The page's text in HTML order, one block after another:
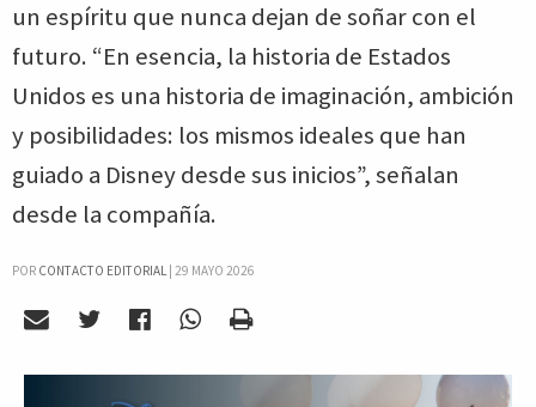
un espíritu que nunca dejan de soñar con el
futuro. “En esencia, la historia de Estados
Unidos es una historia de imaginación, ambición
y posibilidades: los mismos ideales que han
guiado a Disney desde sus inicios”, señalan
desde la compañía.
POR CONTACTO EDITORIAL| 29 MAYO 2026